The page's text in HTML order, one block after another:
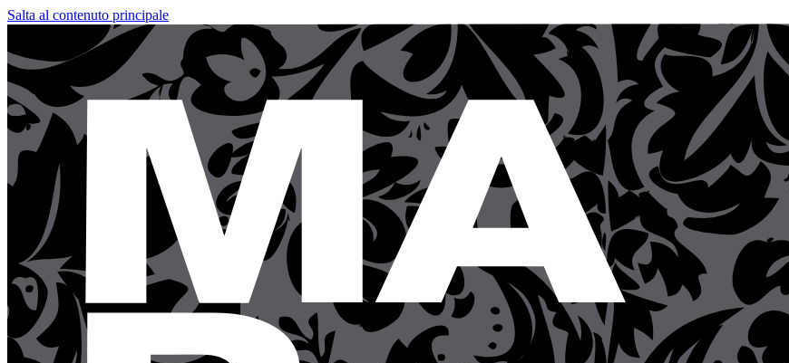
Salta al contenuto principale